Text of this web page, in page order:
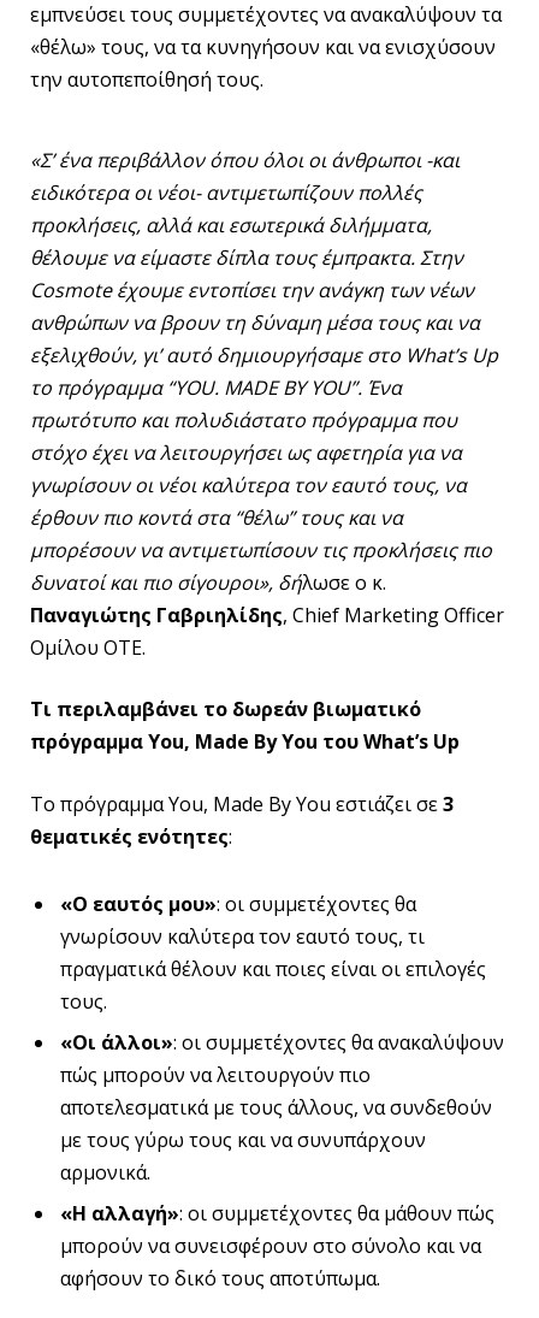
εμπνεύσει τους συμμετέχοντες να ανακαλύψουν τα
«θέλω» τους, να τα κυνηγήσουν και να ενισχύσουν
την αυτοπεποίθησή τους.
«Σ’ ένα περιβάλλον όπου όλοι οι άνθρωποι -και
ειδικότερα οι νέοι- αντιμετωπίζουν πολλές
προκλήσεις, αλλά και εσωτερικά διλήμματα,
θέλουμε να είμαστε δίπλα τους έμπρακτα. Στην
Cosmoteέχουμε εντοπίσει την ανάγκη των νέων
ανθρώπων να βρουν τη δύναμη μέσα τους και να
εξελιχθούν, γι’ αυτό δημιουργήσαμε στο What’s Up
το πρόγραμμα “YOU. MADE BY YOU”. Ένα
πρωτότυπο και πολυδιάστατο πρόγραμμα που
στόχο έχει να λειτουργήσει ως αφετηρία για να
γνωρίσουν οι νέοι καλύτερα τον εαυτό τους, να
έρθουν πιο κοντά στα “θέλω” τους και να
μπορέσουν να αντιμετωπίσουν τις προκλήσεις πιο
δυνατοί και πιο σίγουροι», δήλωσε o κ.
Παναγιώτης Γαβριηλίδης, Chief Marketing Officer
Ομίλου ΟΤΕ.
Τι περιλαμβάνει το δωρεάν βιωματικό
πρόγραμμα You, Made By You τουWhat’s Up
Το πρόγραμμα You, Made By You εστιάζει σε3
θεματικές ενότητες:
«Ο εαυτός μου»: οι συμμετέχοντες θα
γνωρίσουν καλύτερα τον εαυτό τους, τι
πραγματικά θέλουν και ποιες είναι οι επιλογές
τους.
«Οι άλλοι»: οι συμμετέχοντες θα ανακαλύψουν
πώς μπορούν να λειτουργούν πιο
αποτελεσματικά με τους άλλους, να συνδεθούν
με τους γύρω τους και να συνυπάρχουν
αρμονικά.
«Η αλλαγή»: οι συμμετέχοντες θα μάθουν πώς
μπορούν να συνεισφέρουν στο σύνολο και να
αφήσουν το δικό τους αποτύπωμα.